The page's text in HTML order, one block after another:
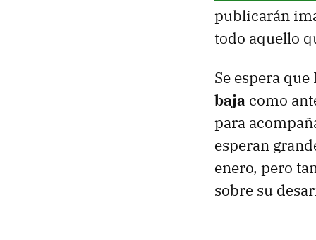
publicarán
todo aquello
Se espera
baja como
para
esperan
enero, pero
sobre su